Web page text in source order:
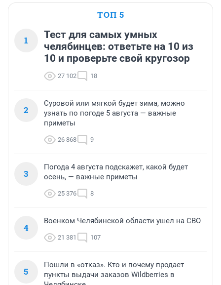
ТОП 5
1
Тест для самых умных
челябинцев: ответьте на 10 из
10 и проверьте свой кругозор
27 102 18
2
Суровой или мягкой будет зима, можно
узнать по погоде 5 августа — важные
приметы
26 868 9
3
Погода 4 августа подскажет, какой будет
осень, — важные приметы
25 376 8
4
Военком Челябинской области ушел на СВО
21 381 107
5
Пошли в «отказ». Кто и почему продает
пункты выдачи заказов Wildberries в